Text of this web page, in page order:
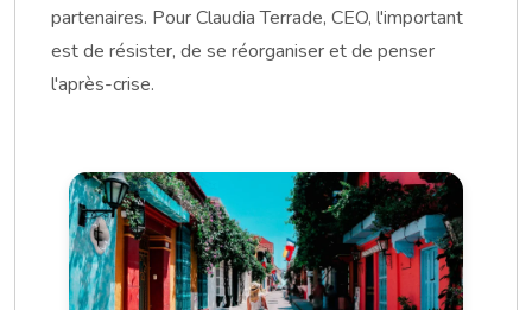
partenaires. Pour Claudia Terrade, CEO, l'important
est de résister, de se réorganiser et de penser
l'après-crise.